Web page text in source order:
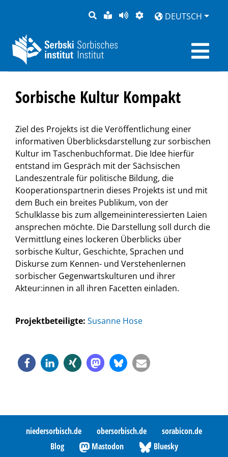
SUCHELEICHTE
SPRACHE
SEITEDARSTELLUNG
DEUTSCH
Sorbische Kultur Kompakt
Ziel des Projekts ist die Veröffentlichung einer
informativen Überblicksdarstellung zur sorbischen
Kultur im Taschenbuchformat. Die Idee hierfür
entstand im Gespräch mit der Sächsischen
Landeszentrale für politische Bildung, die
Kooperationspartnerin dieses Projekts ist und mit
dem Buch ein breites Publikum, von der
Schulklasse bis zum allgemeininteressierten Laien
ansprechen möchte. Die Darstellung soll durch die
Vermittlung eines lockeren Überblicks über
sorbische Kultur, Geschichte, Sprachen und
Diskurse zum Kennen- und Verstehenlernen
sorbischer Gegenwartskulturen und ihrer
Akteur:innen in all ihren Facetten einladen.
Projektbeteiligte: Susanne Hose
niedersorbisch.de obersorbisch.de
sorabicon.de
Blog
Mastodon Bluesky